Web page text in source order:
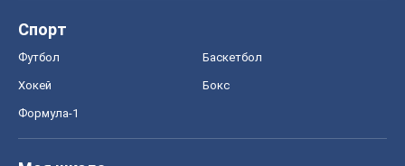
Спорт
Футбол Баскетбол
Хокей Бокс
Формула-1